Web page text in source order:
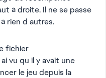
à droite. Il ne se passe
rien d autres.
fichier
vu qu il y avait une
le jeu depuis la